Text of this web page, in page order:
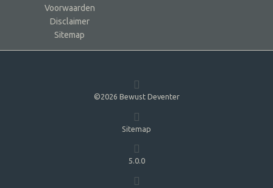
Voorwaarden
Disclaimer
Sitemap
©2026 Bewust Deventer
Sitemap
5.0.0